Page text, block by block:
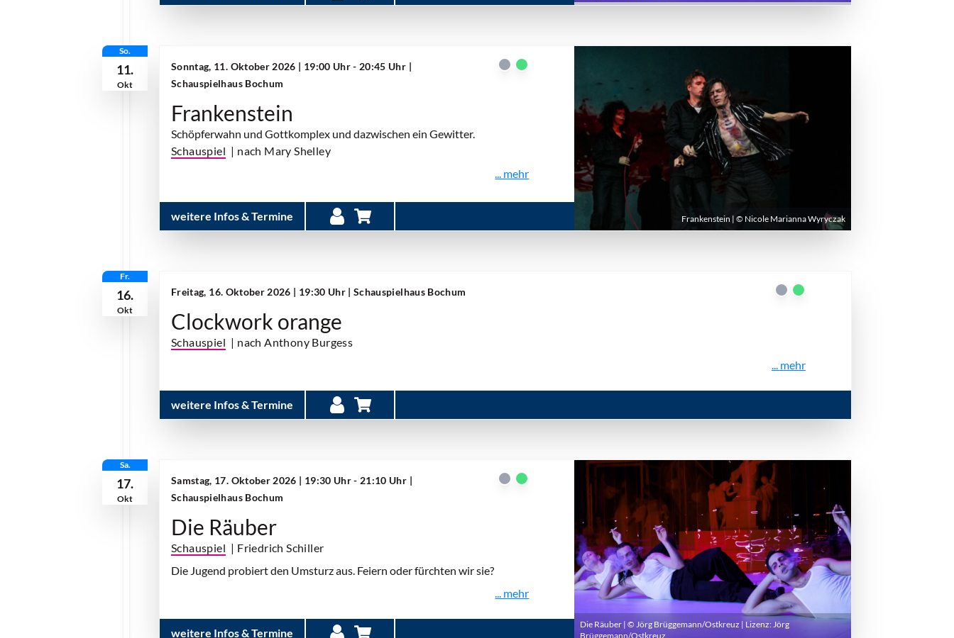
So.
11.
Okt
Sonntag, 11. Oktober 2026 | 19:00 Uhr - 20:45 Uhr |
Schauspielhaus Bochum
Frankenstein
Schöpferwahn und Gottkomplex und dazwischen ein Gewitter.
Schauspiel | nach Mary Shelley
... mehr
weitere Infos & Termine Frankenstein | © Nicole Marianna Wyryczak
Fr.
16.
Okt
Freitag, 16. Oktober 2026 | 19:30 Uhr | Schauspielhaus Bochum
Clockwork orange
Schauspiel | nach Anthony Burgess
... mehr
weitere Infos & Termine
Sa.
17.
Okt
Samstag, 17. Oktober 2026 | 19:30 Uhr - 21:10 Uhr |
Schauspielhaus Bochum
Die Räuber
Schauspiel | Friedrich Schiller
Die Jugend probiert den Umsturz aus. Feiern oder fürchten wir sie?
... mehr
weitere Infos & Termine
Die Räuber | © Jörg Brüggemann/Ostkreuz | Lizenz: Jörg
Brüggemann/Ostkreuz